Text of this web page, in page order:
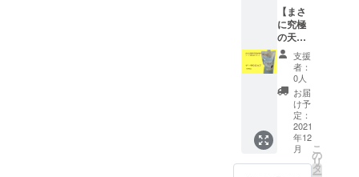
の時間
をお楽
しみく
ださ
い。
ホット
ハーブ
ティー
を冷や
して、
アイス
ハーブ
ティー
子様か
ら妊婦
さん、
授乳中
の方で
もお飲
み頂け
ます。
また、
普段の
生活で
不足し
がちな
ニック
フルー
ツを手
摘みで
収穫
し、 こ
だわり
の製法
で乾燥
させま
した。
食べた
ことの
ラッピ
ング無
しとな
りま
す。ご
了承く
ださ
い。 良
質なカ
カオに
デーツ
の上品
な甘み
30日
間 ●
セット
内容 ・
チョコ
in デー
ツ 10
個入り
ギフ
トラッ
ピング
付き* ・
感謝の
【まさ
に究極
の天然
甘味
料！
デーツ
シロッ
1,000g
】税
込・送
料込み
・お届
支援
者：
0人
お届
け予
定：
2021
年12
月
こ
の
リ
タ